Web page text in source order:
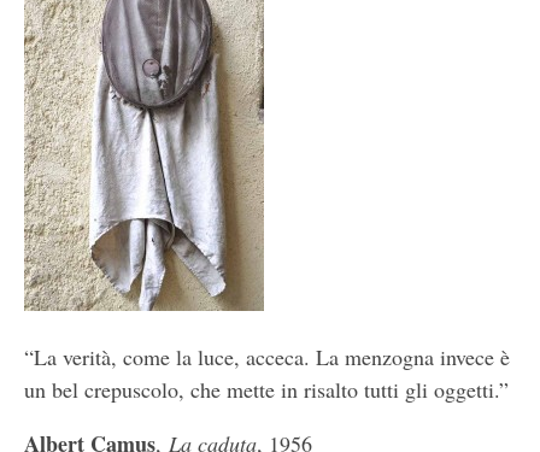
“La verità, come la luce, acceca. La menzogna invece è
un bel crepuscolo, che mette in risalto tutti gli oggetti.”
Albert Camus, La caduta, 1956